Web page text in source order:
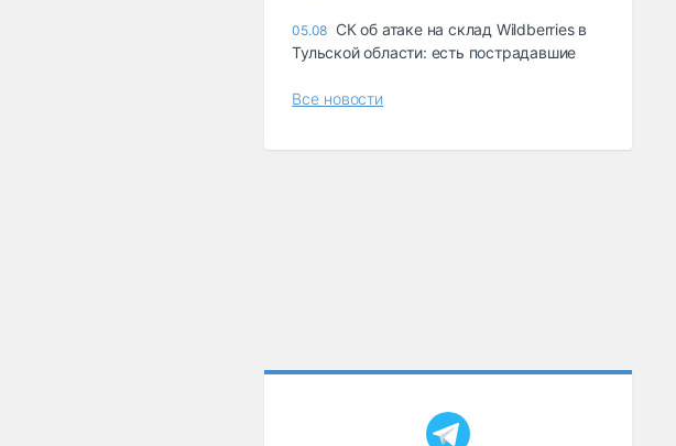
05.08 СК об атаке на склад Wildberries в
Тульской области: есть пострадавшие
Все новости